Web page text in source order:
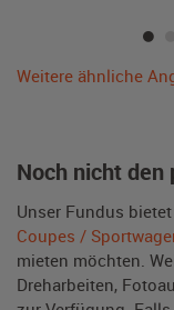
Weitere ähnliche
Noch nicht den
Unser Fundus
Coupes /
mieten möchten.
Dreharbeiten,